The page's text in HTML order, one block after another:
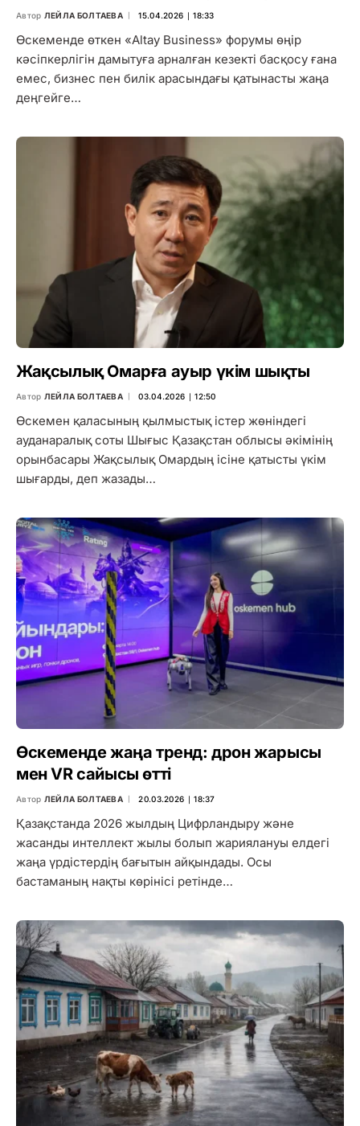
Автор ЛЕЙЛА БОЛТАЕВА 15.04.2026 ∣ 18:33
Өскеменде өткен «Altay Business» форумы өңір
кәсіпкерлігін дамытуға арналған кезекті басқосу ғана
емес, бизнес пен билік арасындағы қатынасты жаңа
деңгейге…
Жақсылық Омарға ауыр үкім шықты
Автор ЛЕЙЛА БОЛТАЕВА 03.04.2026 ∣ 12:50
Өскемен қаласының қылмыстық істер жөніндегі
ауданаралық соты Шығыс Қазақстан облысы әкімінің
орынбасары Жақсылық Омардың ісіне қатысты үкім
шығарды, деп жазады…
Өскеменде жаңа тренд: дрон жарысы
мен VR сайысы өтті
Автор ЛЕЙЛА БОЛТАЕВА 20.03.2026 ∣ 18:37
Қазақстанда 2026 жылдың Цифрландыру және
жасанды интеллект жылы болып жариялануы елдегі
жаңа үрдістердің бағытын айқындады. Осы
бастаманың нақты көрінісі ретінде…